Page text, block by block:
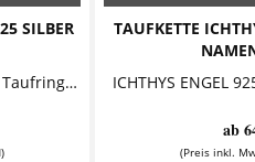
SILBER
GESEGNET FISCH Taufkette mit Taufring und Kreuz Diese zauberhafte Taufkette aus 925 Sterling Silber besteht aus einem personalisierten...
TAUFKETTE
ab
(Preis inkl.